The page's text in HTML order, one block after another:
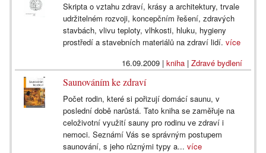
Skripta o vztahu zdraví, krásy a architektury, trvale
udržitelném rozvoji, koncepčním řešení, zdravých
stavbách, vlivu teploty, vlhkosti, hluku, hygieny
prostředí a stavebních materiálů na zdraví lidí.více
16.09.2009| kniha| Zdravé bydlení
Saunováním ke zdraví
Počet rodin, které si pořizují domácí saunu, v
poslední době narůstá. Tato kniha se zaměřuje na
celoživotní využití sauny pro rodinu ve zdraví i
nemoci. Seznámí Vás se správným postupem
saunování, s jeho různými typy a...více